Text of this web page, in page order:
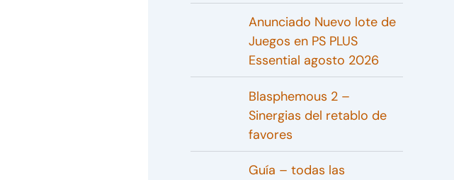
Anunciado Nuevo lote de
Juegos en PS PLUS
Essential agosto 2026
Blasphemous 2 –
Sinergias del retablo de
favores
Guía – todas las